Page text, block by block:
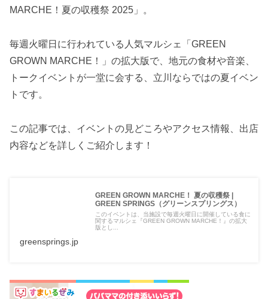
MARCHE！夏の収穫祭 2025」。
毎週火曜日に行われている人気マルシェ「GREEN
GROWN MARCHE！」の拡大版で、地元の食材や音楽、
トークイベントが一堂に会する、立川ならではの夏イベン
トです。
この記事では、イベントの見どころやアクセス情報、出店
内容などを詳しくご紹介します！
GREEN GROWN MARCHE！ 夏の収穫祭 |
GREEN SPRINGS（グリーンスプリングス）
このイベントは、当施設で毎週火曜日に開催している食に
関するマルシェ『GREEN GROWN MARCHE！』の拡大
版とし...
greensprings.jp